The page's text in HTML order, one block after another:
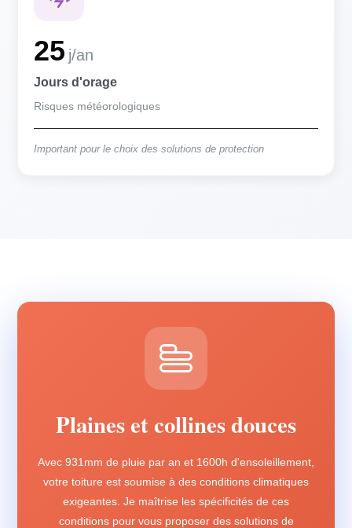
25 j/an
Jours d'orage
Risques météorologiques
Important pour le choix des solutions de protection
Plaines et collines douces
Avec 931mm de pluie par an et 1600h d'ensoleillement,
votre toiture est soumise à des conditions climatiques
exigeantes. Je maîtrise les spécificités de ces
conditions pour vous proposer des solutions de